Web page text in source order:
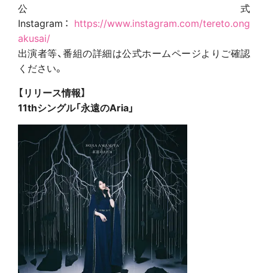
公式
Instagram： https://www.instagram.com/tereto.ong
akusai/
出演者等、番組の詳細は公式ホームページよりご確認
ください。
【リリース情報】
11thシングル「永遠のAria」